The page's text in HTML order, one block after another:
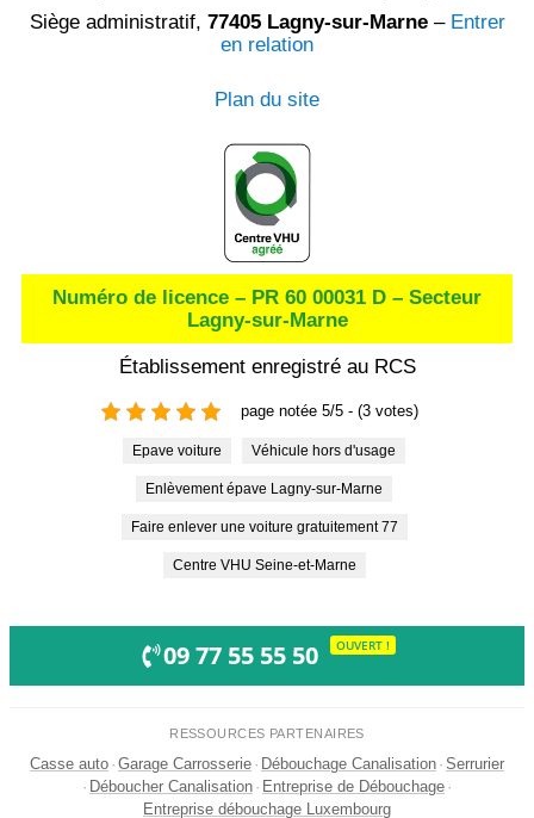
Siège administratif, 77405 Lagny-sur-Marne– Entrer
en relation
Plan du site
Numéro de licence – PR 60 00031 D – Secteur
Lagny-sur-Marne
Établissement enregistré au RCS
page notée 5/5 - (3 votes)
Epave voiture Véhicule hors d'usage
Enlèvement épave Lagny-sur-Marne
Faire enlever une voiture gratuitement 77
Centre VHU Seine-et-Marne
09 77 55 55 50 OUVERT !
RESSOURCES PARTENAIRES
Casse auto · Garage Carrosserie · Débouchage Canalisation · Serrurier
· Déboucher Canalisation · Entreprise de Débouchage ·
Entreprise débouchage Luxembourg